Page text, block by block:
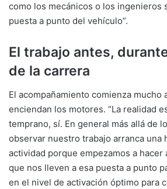
como los mecánicos o los ingenieros
puesta a punto del vehículo”.
El trabajo antes,
de la carrera
El acompañamiento comienza mucho
enciendan los motores. “La realidad
temprano, sí. En general más allá de
observar nuestro trabajo arranca una
actividad porque empezamos a hacer
que nos lleven a esa puesta a punto
en el nivel de activación óptimo para